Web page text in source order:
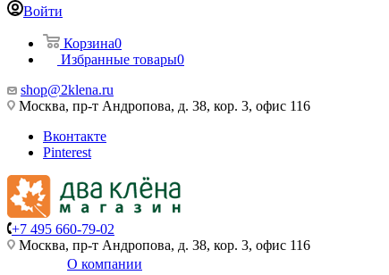
Войти
Корзина0
Избранные товары0
shop@2klena.ru
Москва, пр-т Андропова, д. 38, кор. 3, офис 116
Вконтакте
Pinterest
+7 495 660-79-02
Москва, пр-т Андропова, д. 38, кор. 3, офис 116
О компании